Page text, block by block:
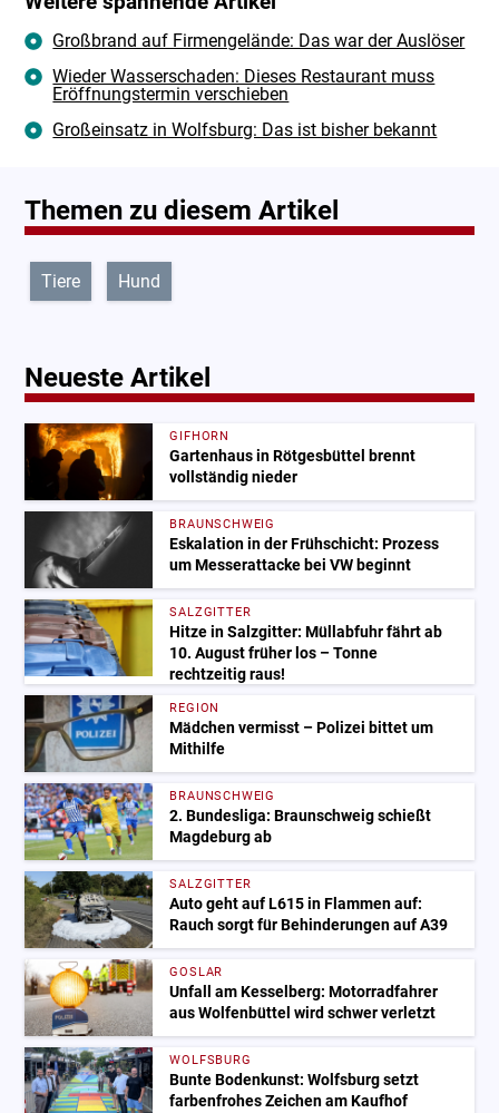
Großbrand auf Firmengelände: Das war der Auslöser
Wieder Wasserschaden: Dieses Restaurant muss
Eröffnungstermin verschieben
Großeinsatz in Wolfsburg: Das ist bisher bekannt
Themen zu diesem Artikel
Tiere Hund
Neueste Artikel
GIFHORN
Gartenhaus in Rötgesbüttel brennt
vollständig nieder
BRAUNSCHWEIG
Eskalation in der Frühschicht: Prozess
um Messerattacke bei VW beginnt
SALZGITTER
Hitze in Salzgitter: Müllabfuhr fährt ab
10. August früher los – Tonne
rechtzeitig raus!
REGION
Mädchen vermisst – Polizei bittet um
Mithilfe
BRAUNSCHWEIG
2. Bundesliga: Braunschweig schießt
Magdeburg ab
SALZGITTER
Auto geht auf L615 in Flammen auf:
Rauch sorgt für Behinderungen auf A39
GOSLAR
Unfall am Kesselberg: Motorradfahrer
aus Wolfenbüttel wird schwer verletzt
WOLFSBURG
Bunte Bodenkunst: Wolfsburg setzt
farbenfrohes Zeichen am Kaufhof